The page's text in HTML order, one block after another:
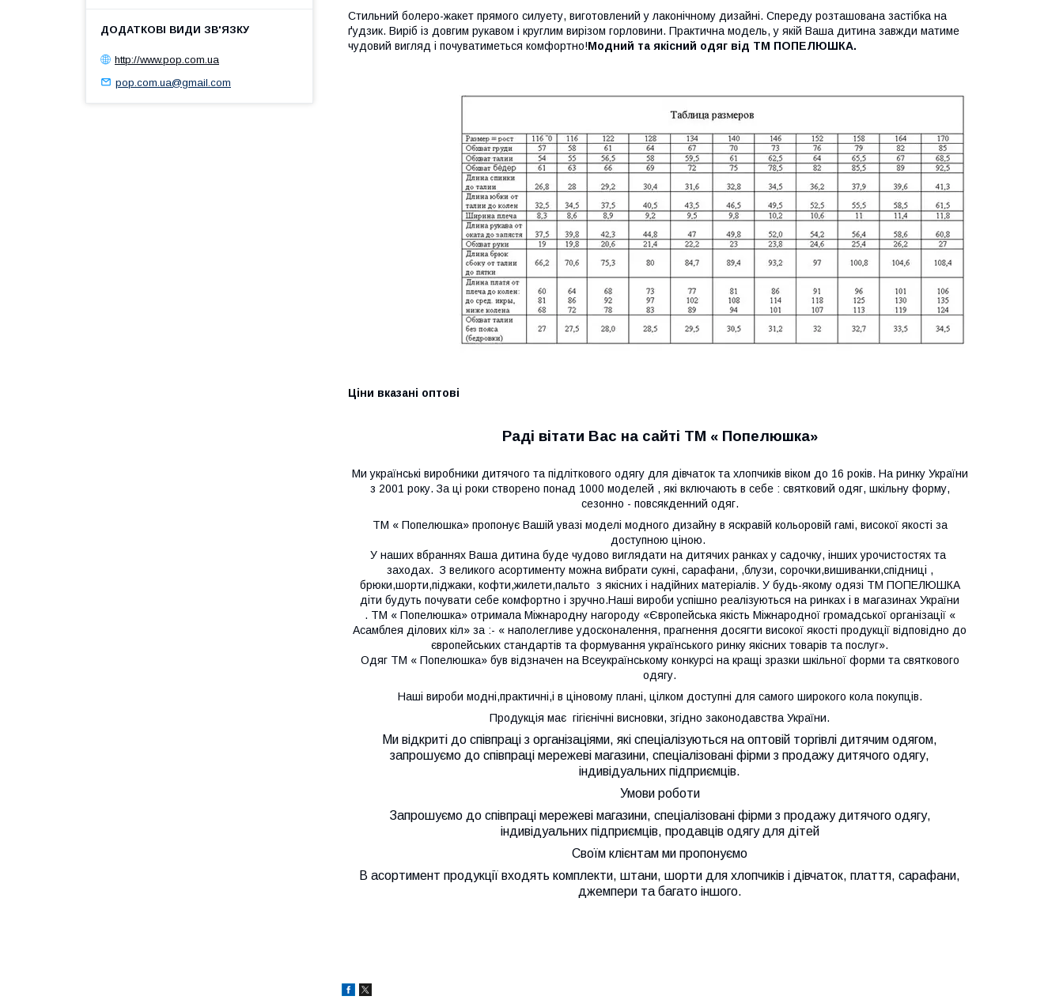
Стильний болеро-жакет прямого силуету, виготовлений у лаконічному дизайні. Спереду розташована застібка на
ґудзик. Виріб із довгим рукавом і круглим вирізом горловини. Практична модель, у якій Ваша дитина завжди матиме
чудовий вигляд і почуватиметься комфортно!Модний та якісний одяг від ТМ ПОПЕЛЮШКА.
Ціни вказані оптові
Раді вітати Вас на сайті ТМ « Попелюшка»
Ми українські виробники дитячого та підліткового одягу для дівчаток та хлопчиків віком до 16 років. На ринку України
з 2001 року. За ці роки створено понад 1000 моделей , які включають в себе : святковий одяг, шкільну форму,
сезонно - повсякденний одяг.
ТМ « Попелюшка» пропонує Вашій увазі моделі модного дизайну в яскравій кольоровій гамі, високої якості за
доступною ціною.
У наших вбраннях Ваша дитина буде чудово виглядати на дитячих ранках у садочку, інших урочистостях та
заходах. З великого асортименту можна вибрати сукні, сарафани, ,блузи, сорочки,вишиванки,спідниці ,
брюки,шорти,піджаки, кофти,жилети,пальто з якісних і надійних матеріалів. У будь-якому одязі ТМ ПОПЕЛЮШКА
діти будуть почувати себе комфортно і зручно.Наші вироби успішно реалізуються на ринках і в магазинах України
. ТМ « Попелюшка» отримала Міжнародну нагороду «Європейська якість Міжнародної громадської організації «
Асамблея ділових кіл» за :- « наполегливе удосконалення, прагнення досягти високої якості продукції відповідно до
європейських стандартів та формування українського ринку якісних товарів та послуг».
Одяг ТМ « Попелюшка» був відзначен на Всеукраїнському конкурсі на кращі зразки шкільної форми та святкового
одягу.
Наші вироби модні,практичні,і в ціновому плані, цілком доступні для самого широкого колапокупців.
Продукція має гігієнічні висновки, згідно законодавства України.
Ми відкриті до співпраці з організаціями, які спеціалізуються на оптовій торгівлі дитячим одягом,
запрошуємо до співпраці мережеві магазини, спеціалізовані фірми з продажу дитячого одягу,
індивідуальних підприємців.
Умови роботи
Запрошуємо до співпраці мережеві магазини, спеціалізовані фірми з продажу дитячого одягу,
індивідуальних підприємців, продавців одягу для дітей
Своїм клієнтам ми пропонуємо
В асортимент продукції входять комплекти, штани, шорти для хлопчиків і дівчаток, плаття, сарафани,
джемпери та багато іншого.
http://www.pop.com.ua
pop.com.ua@gmail.com